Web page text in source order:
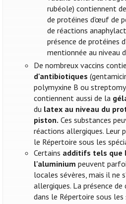
rubéole) contiennent
de protéines d'œuf de
de réactions
présence de protéines
mentionnée au niveau
De nombreux vaccins
d'antibiotiques
polymyxine B ou
contiennent aussi de la
du latex au niveau du
piston. Ces substances
réactions allergiques. Leur
le Répertoire sous les
Certains additifs tels que
l'aluminium peuvent
locales sévères, mais il ne
allergiques. La présence
dans le Répertoire sous